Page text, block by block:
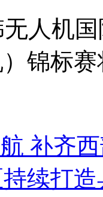
机国
锦标
补齐
续打